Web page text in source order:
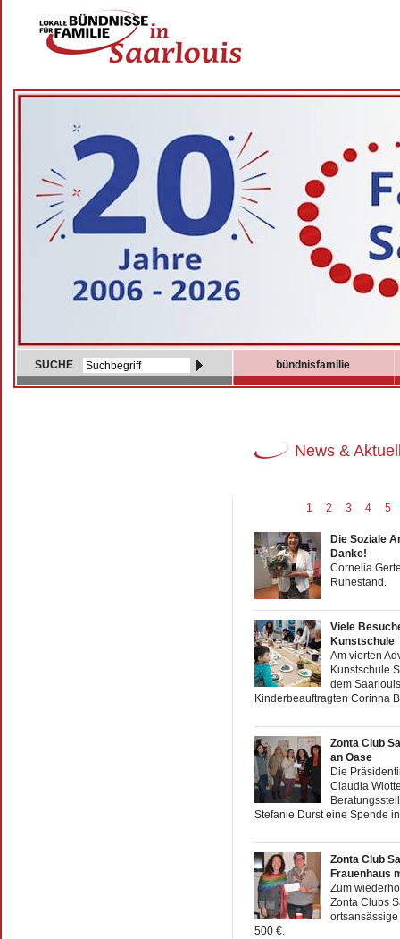
SUCHE bündnisfamilie
News &
1 2 3 4 5
Die Soziale
Danke!
Cornelia
Ruhestand.
Viele
Kunstschule
Am vierten
Kunstschule
dem
Kinderbeauftragten Corinna
Zonta Club
an Oase
Die
Claudia
Stefanie Durst eine Spende
Zonta Club
Frauenhaus
Zum
Zonta Clubs
500 €.